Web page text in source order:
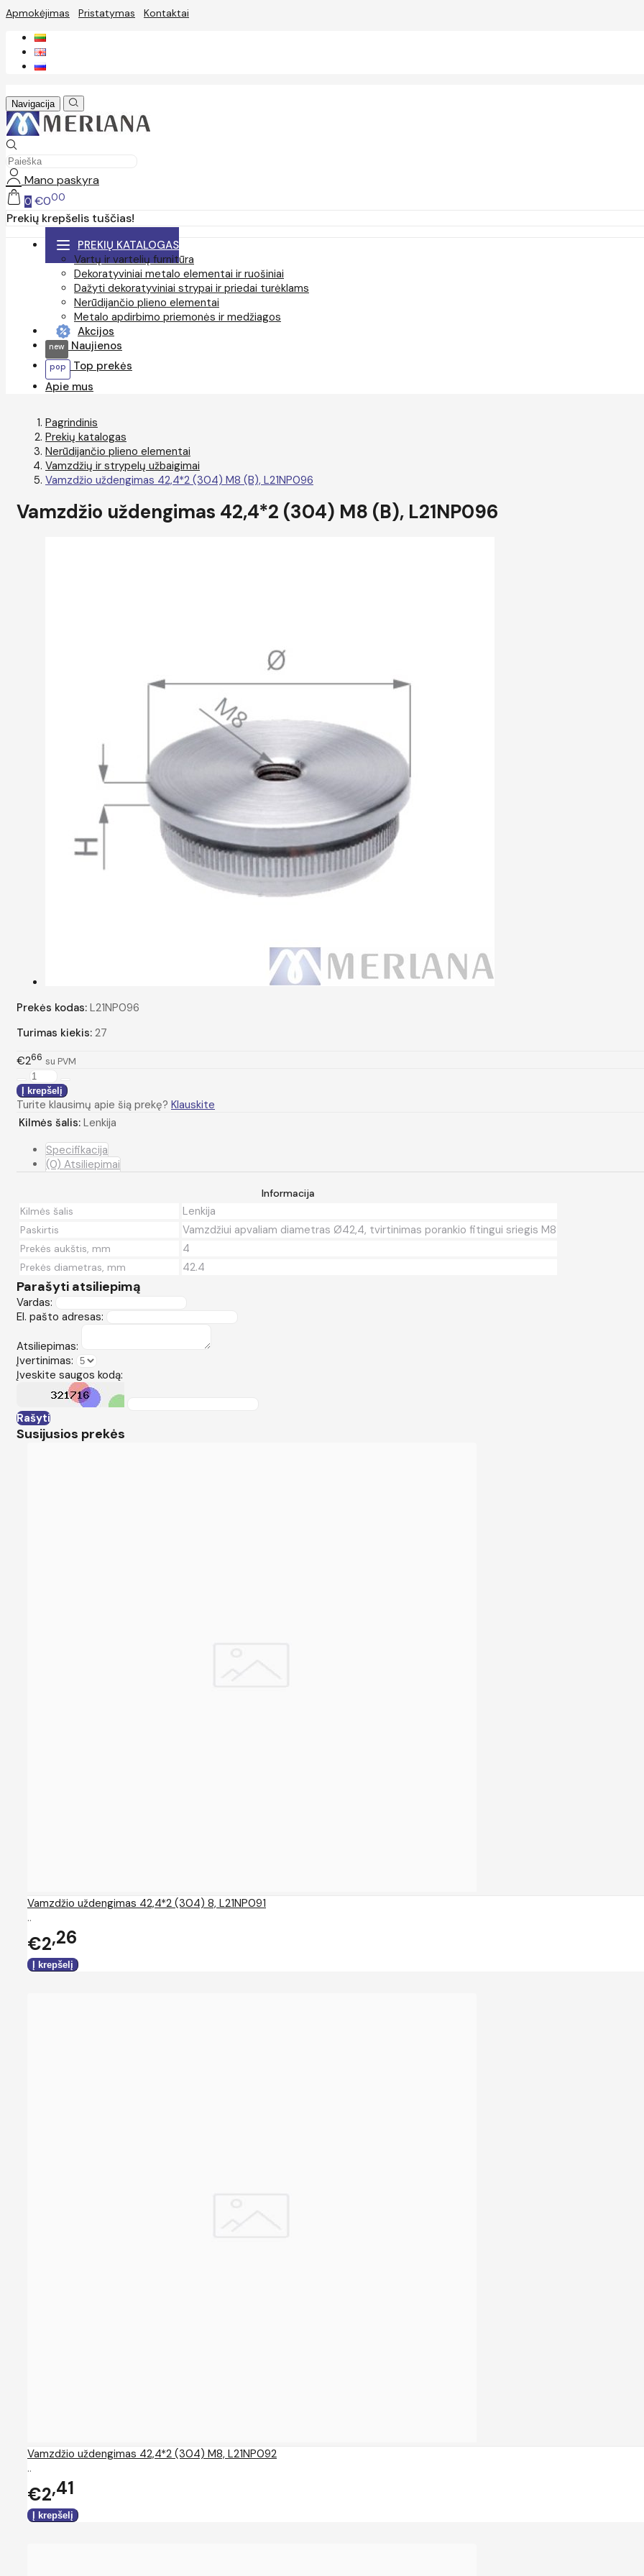
Apmokėjimas Pristatymas Kontaktai
Navigacija
Mano paskyra
0 €000
Prekių krepšelis tuščias!
PREKIŲ KATALOGAS
Vartų ir vartelių furnitūra
Dekoratyviniai metalo elementai ir ruošiniai
Dažyti dekoratyviniai strypai ir priedai turėklams
Nerūdijančio plieno elementai
Metalo apdirbimo priemonės ir medžiagos
Akcijos
Naujienos
Top prekės
Apie mus
Pagrindinis
Prekių katalogas
Nerūdijančio plieno elementai
Vamzdžių ir strypelų užbaigimai
Vamzdžio uždengimas 42,4*2 (304) M8 (B), L21NP096
Vamzdžio uždengimas 42,4*2 (304) M8 (B), L21NP096
Prekės kodas: L21NP096
Turimas kiekis: 27
€266 su PVM
Turite klausimų apie šią prekę? Klauskite
Kilmės šalis: Lenkija
Specifikacija
(0) Atsiliepimai
Informacija
Kilmės šalis
Lenkija
Paskirtis Vamzdžiui apvaliam diametras Ø42,4, tvirtinimas porankio fitingui sriegis M8
Prekės aukštis, mm 4
Prekės diametras, mm 42.4
Parašyti atsiliepimą
Vardas:
El. pašto adresas:
Atsiliepimas:
Įvertinimas:
Įveskite saugos kodą:
Rašyti
Susijusios prekės
Vamzdžio uždengimas 42,4*2 (304) 8, L21NP091
..
€2 26
Vamzdžio uždengimas 42,4*2 (304) M8, L21NP092
..
€2 41